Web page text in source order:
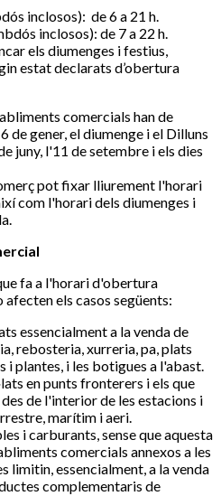
inclosos): de 6 a 21 h.
inclosos): de 7 a 22 h.
els diumenges i festius,
estat declarats d’obertura
comercials han de
de gener, el diumenge i el Dilluns
juny, l'11 de setembre i els dies
pot fixar lliurement l'horari
com l'horari dels diumenges i
fa a l'horari d'obertura
els casos següents:
essencialment a la venda de
rebosteria, xurreria, pa, plats
i plantes, i les botigues a l'abast.
en punts fronterers i els que
de l'interior de les estacions i
marítim i aeri.
i carburants, sense que aquesta
comercials annexos a les
limitin, essencialment, a la venda
complementaris de